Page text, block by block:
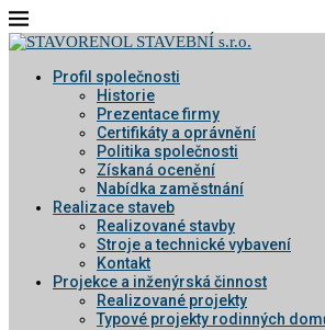
Profil společnosti
Historie
Prezentace firmy
Certifikáty a oprávnění
Politika společnosti
Získaná ocenění
Nabídka zaměstnání
Realizace staveb
Realizované stavby
Stroje a technické vybavení
Kontakt
Projekce a inženýrská činnost
Realizované projekty
Typové projekty rodinných